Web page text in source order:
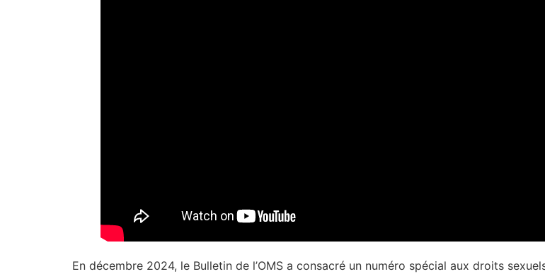
En décembre 2024, le Bulletin de l’OMS a consacré un numéro spécial aux droits